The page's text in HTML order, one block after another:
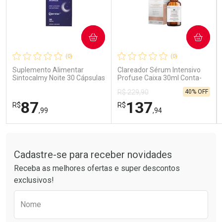
Comprar sem Desconto
Por R$ 15,99/cada
Comprar sem Desconto
Por R$ 15,99/cada
Comprar sem Desconto
Por R$ 26,99/cada
Comprar sem Desconto
Por R$ 26,99/cada
(0)
Suplemento Alimentar
Sintocalmy Noite 30 Cápsulas
R$87,99
COMPRAR
Laboratório
Por Menos
(0)
Clareador Sérum Intensivo
Profuse Caixa 30ml Conta-
R$ 229,90
R$137,94
40% OFF
COMPRAR
Laboratório
Por Menos
Cadastre-se para receber novidades
Receba as melhores ofertas e super descontos
exclusivos!
Nome